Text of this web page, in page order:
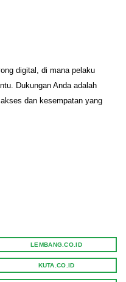
digital, di mana pelaku
Dukungan Anda adalah
dan kesempatan yang
LEMBANG.CO.ID
KUTA.CO.ID